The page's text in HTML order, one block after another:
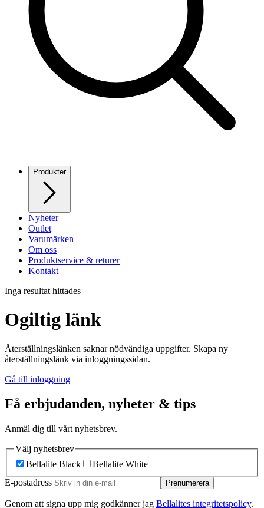
Produkter
Nyheter
Outlet
Varumärken
Om oss
Produktservice & returer
Kontakt
Inga resultat hittades
Ogiltig länk
Återställningslänken saknar nödvändiga uppgifter. Skapa ny
återställningslänk via inloggningssidan.
Gå till inloggning
Få erbjudanden, nyheter & tips
Anmäl dig till vårt nyhetsbrev.
Välj nyhetsbrev
Bellalite Black
Bellalite White
E-postadress
Prenumerera
Genom att signa upp mig godkänner jag Bellalites integritetspolicy.